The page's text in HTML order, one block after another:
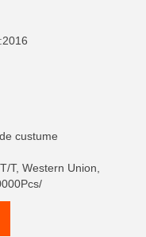
custume
T, Western Union,